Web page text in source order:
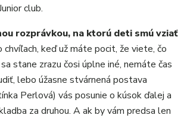
club.
rozprávkou, na ktorú deti smú vziať
chvíľach, keď už máte pocit, že viete, čo
stane zrazu čosi úplne iné, nemáte čas
lebo úžasne stvárnená postava
Perlová) vás posunie o kúsok ďalej a
za druhou. A ak by vám predsa len